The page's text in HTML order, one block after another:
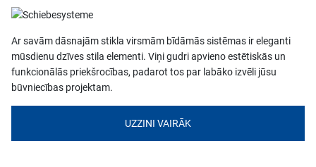
Ar savām dāsnajām stikla virsmām bīdāmās sistēmas ir eleganti
mūsdienu dzīves stila elementi. Viņi gudri apvieno estētiskās un
funkcionālās priekšrocības, padarot tos par labāko izvēli jūsu
būvniecības projektam.
UZZINI VAIRĀK